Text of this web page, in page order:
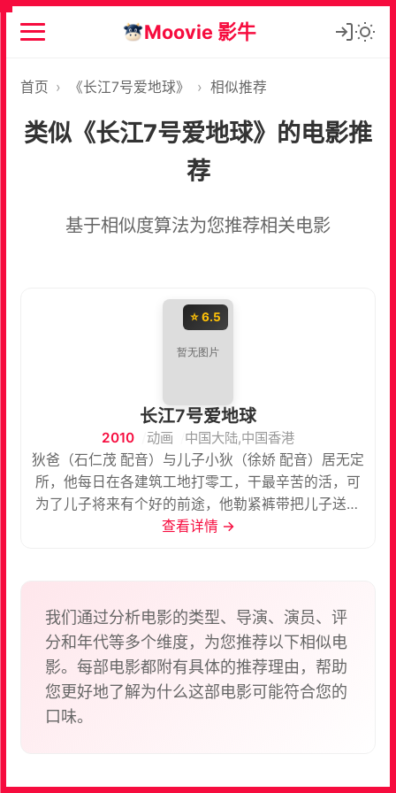
Moovie 影牛
首页 › 《长江7号爱地球》 › 相似推荐
类似《长江7号爱地球》的电影推
荐
基于相似度算法为您推荐相关电影
⭐ 6.5
长江7号爱地球
2010 动画
中国大陆,中国香港
狄爸（石仁茂 配音）与儿子小狄（徐娇 配音）居无定
所，他每日在各建筑工地打零工，干最辛苦的活，可
为了儿子将来有个好的前途，他勒紧裤带把儿子送进
一所贵族学校。一天，狄爸在拉圾箱里捡到外星生物
工作，发现7仔的神奇作用后，心生贪念，提出高价
收购，狄氏父子根本不为金钱所动。恼羞成怒的他绑
架7仔到研究所内，利用仪器压榨7仔身体内的能量。
狄氏父子焦急万分，深夜潜入研究所内，救出了已经
奄奄一息的7仔......
查看详情 →
我们通过分析电影的类型、导演、演员、评
分和年代等多个维度，为您推荐以下相似电
影。每部电影都附有具体的推荐理由，帮助
您更好地了解为什么这部电影可能符合您的
口味。